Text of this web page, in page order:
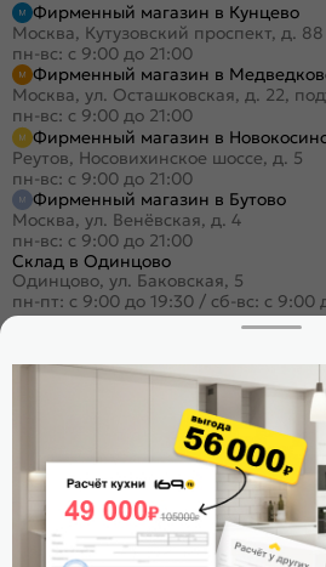
Фирменный магазин в Кунцево
Москва, Кутузовский проспект, д. 88
пн-вс: с 9:00 до 21:00
Фирменный магазин в
Москва, ул. Осташковская, д. 22,
пн-вс: с 9:00 до 21:00
Фирменный магазин в
Реутов, Носовихинское шоссе, д. 5
пн-вс: с 9:00 до 21:00
Фирменный магазин в Бутово
Москва, ул. Венёвская, д. 4
пн-вс: с 9:00 до 21:00
Склад в Одинцово
Одинцово, ул. Баковская, 5
пн-пт: с 9:00 до 19:30 / сб-вс: с 9:00
+7 (495) 023-25-00
Стать дилером
Расскажите о нас
Поделиться